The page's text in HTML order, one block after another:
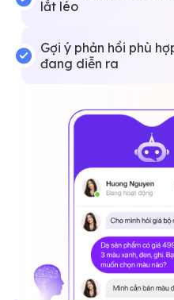
lắt léo
Gợi ý phản hồi phù
đang diễn ra